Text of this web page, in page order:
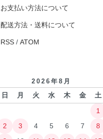
お支払い方法について
配送方法・送料について
RSS / ATOM
2026年8月
日 月 火 水 木 金
土
1
2
3 4 5 6 7
8